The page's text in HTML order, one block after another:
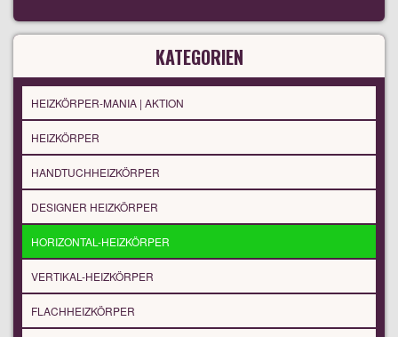
KATEGORIEN
HEIZKÖRPER-MANIA | AKTION
HEIZKÖRPER
HANDTUCHHEIZKÖRPER
DESIGNER HEIZKÖRPER
HORIZONTAL-HEIZKÖRPER
VERTIKAL-HEIZKÖRPER
FLACHHEIZKÖRPER